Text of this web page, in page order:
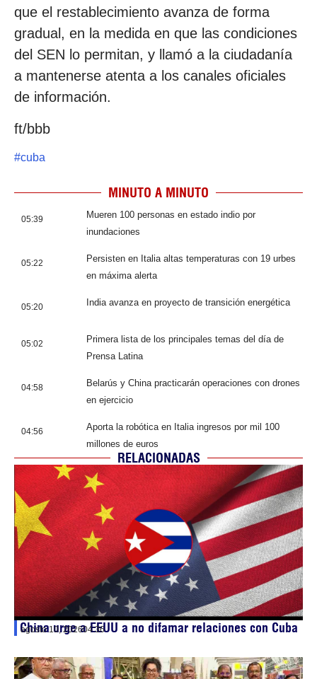
que el restablecimiento avanza de forma
gradual, en la medida en que las condiciones
del SEN lo permitan, y llamó a la ciudadanía
a mantenerse atenta a los canales oficiales
de información.
ft/bbb
#cuba
MINUTO A MINUTO
05:39
Mueren 100 personas en estado indio por
inundaciones
05:22
Persisten en Italia altas temperaturas con 19 urbes
en máxima alerta
05:20 India avanza en proyecto de transición energética
05:02
Primera lista de los principales temas del día de
Prensa Latina
04:58
Belarús y China practicarán operaciones con drones
en ejercicio
04:56
Aporta la robótica en Italia ingresos por mil 100
millones de euros
RELACIONADAS
China urge a EEUU a no difamar relaciones con Cuba
agosto 10, 202604:36